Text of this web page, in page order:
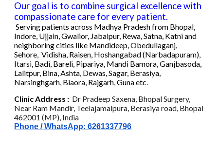
Our goal is to combine surgical excellence with
compassionate care for every patient.
Serving patients across Madhya Pradeshfrom Bhopal,
Indore, Ujjain, Gwalior, Jabalpur, Rewa, Satna, Katniand
neighboring cities like Mandideep, Obedullaganj,
Sehore, Vidisha, Raisen, Hoshangabad (Narbadapuram),
Itarsi, Badi, Bareli, Pipariya, Mandi Bamora, Ganjbasoda,
Lalitpur, Bina, Ashta, Dewas, Sagar, Berasiya,
Narsinghgarh, Biaora, Rajgarh, Guna etc.
ClinicAddress : Dr Pradeep Saxena, Bhopal Surgery,
Near Ram Mandir, Teelajamalpura, Berasiya road, Bhopal
462001 (MP), India
Phone / WhatsApp: 6261337796